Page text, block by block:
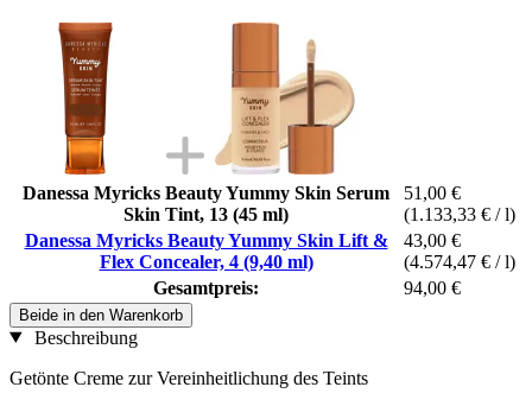
Danessa Myricks Beauty Yummy Skin Serum
Skin Tint, 13 (45 ml)
51,00 €
(1.133,33 € / l)
Danessa Myricks Beauty Yummy Skin Lift &
Flex Concealer, 4 (9,40 ml)
43,00 €
(4.574,47 € / l)
Gesamtpreis:
94,00 €
Beide in den Warenkorb
Beschreibung
Getönte Creme zur Vereinheitlichung des Teints